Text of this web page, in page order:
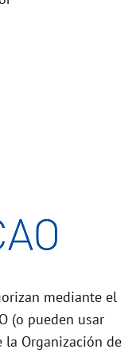
mediante el
(o pueden usar
la Organización de